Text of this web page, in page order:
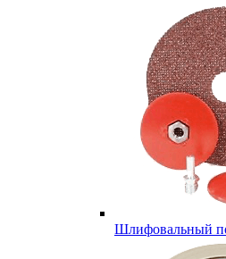
Шлифовальный